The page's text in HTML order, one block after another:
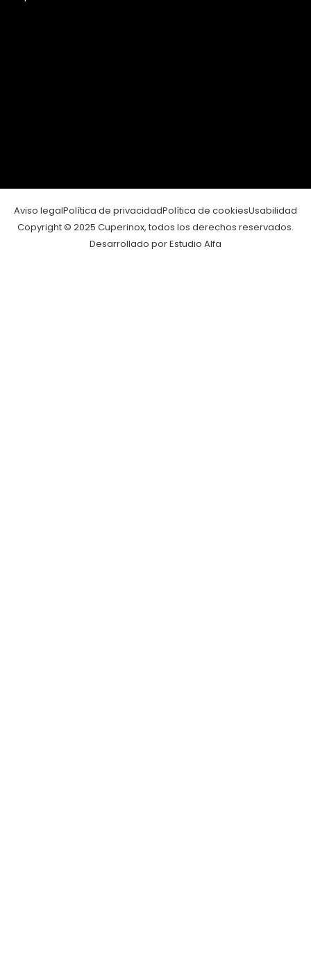
Aviso legalPolítica de privacidadPolítica de cookiesUsabilidad
Copyright © 2025 Cuperinox, todos los derechos reservados.
Desarrollado por Estudio Alfa